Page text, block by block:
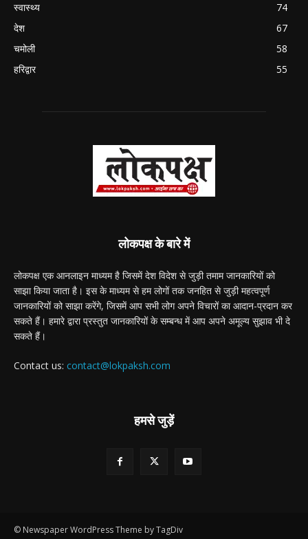
स्वास्थ्य
74
देश
67
चमोली
58
हरिद्वार
55
लोकपक्ष के बारे में
लोकपक्ष एक आनलाइन माध्यम है जिसमें देश विदेश से जुड़ी तमाम जानकारियों को
साझा किया जाता है। इस के माध्यम से हम लोगों तक जनहित से जुड़ी महत्वपूर्ण
जानकारियों को साझा करेंगे, जिसमें आप सभी लोग अपने विचारों का आदान-प्रदान कर
सकते हैं। हमारे द्वारा प्रस्तुत जानकारियों के सम्बन्ध में आप अपने अमूल्य सुझाव भी दे
सकते हैं।
Contact us: contact@lokpaksh.com
हमसे जुड़ें
© Newspaper WordPress Theme by TagDiv